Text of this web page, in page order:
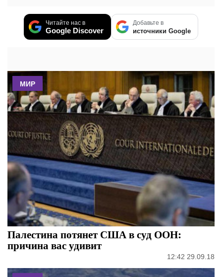
Читайте нас в
Google Discover
Добавьте в
источники Google
МИР
Палестина потянет США в суд ООН:
причина вас удивит
12:42 29.09.18